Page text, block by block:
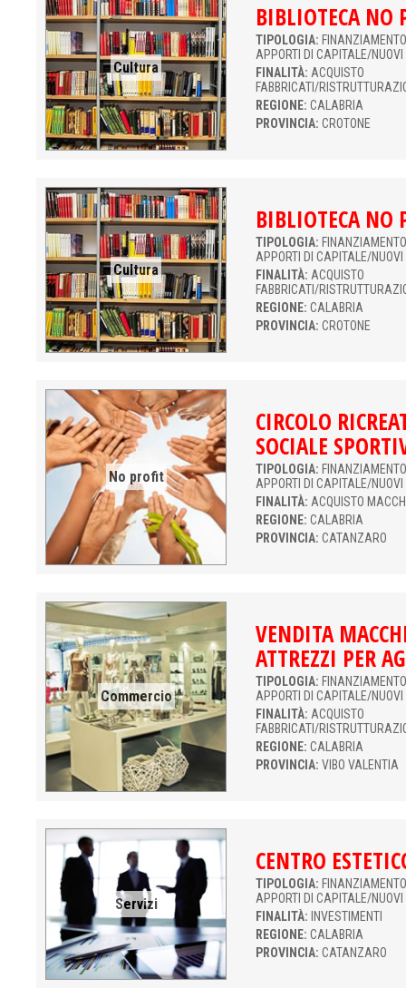
Cultura
BIBLIOTECA NO
TIPOLOGIA:
APPORTI DI CAPITALE/NUOVI
FINALITÀ: ACQUISTO
FABBRICATI/
REGIONE: CALABRIA
PROVINCIA: CROTONE
Cultura
BIBLIOTECA NO
TIPOLOGIA:
APPORTI DI CAPITALE/NUOVI
FINALITÀ: ACQUISTO
FABBRICATI/
REGIONE: CALABRIA
PROVINCIA: CROTONE
No profit
CIRCOLO
SOCIALE
TIPOLOGIA:
APPORTI DI CAPITALE/NUOVI
FINALITÀ: ACQUISTO
REGIONE: CALABRIA
PROVINCIA: CATANZARO
Commercio
VENDITA
ATTREZZI PER
TIPOLOGIA:
APPORTI DI CAPITALE/NUOVI
FINALITÀ: ACQUISTO
FABBRICATI/
REGIONE: CALABRIA
PROVINCIA: VIBO VALENTIA
Servizi
CENTRO
TIPOLOGIA:
APPORTI DI CAPITALE/NUOVI
FINALITÀ: INVESTIMENTI
REGIONE: CALABRIA
PROVINCIA: CATANZARO